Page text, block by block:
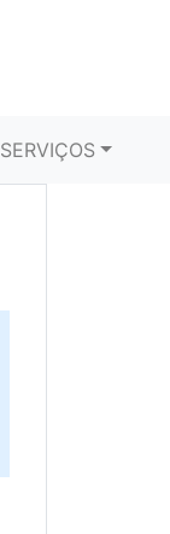
SERVIÇOS